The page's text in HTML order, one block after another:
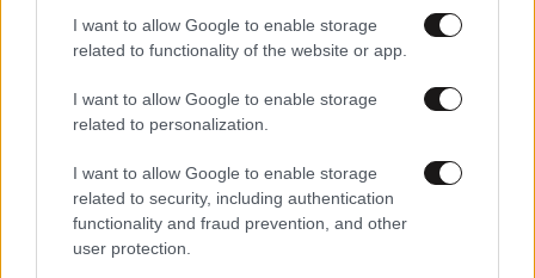
I want to allow Google to enable storage
related to functionality of the website or app.
I want to allow Google to enable storage
related to personalization.
I want to allow Google to enable storage
related to security, including authentication
functionality and fraud prevention, and other
user protection.
Αναστασία Ισαάκ: «Πριν καν γεννηθώ, μου
στέρησαν την αγκαλιά του πατέρα μου» – Ρίγη